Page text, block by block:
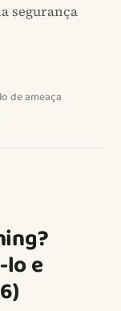
segurança
de ameaça
lo e